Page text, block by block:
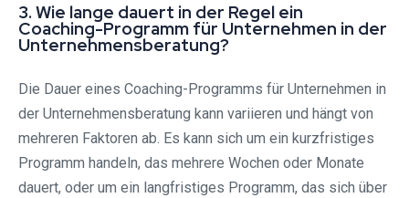
3. Wie lange dauert in der Regel ein
Coaching-Programm für Unternehmen in der
Unternehmensberatung?
Die Dauer eines Coaching-Programms für Unternehmen in
der Unternehmensberatung kann variieren und hängt von
mehreren Faktoren ab. Es kann sich um ein kurzfristiges
Programm handeln, das mehrere Wochen oder Monate
dauert, oder um ein langfristiges Programm, das sich über